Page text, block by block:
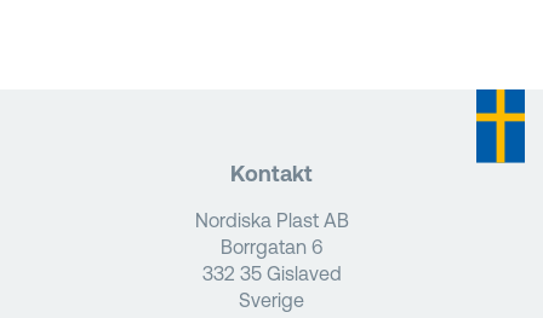
Kontakt
Nordiska Plast AB
Borrgatan 6
332 35 Gislaved
Sverige